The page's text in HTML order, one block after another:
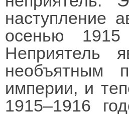
наступление
осенью 1915
Неприятель
необъятным
империи, и
1915–1916